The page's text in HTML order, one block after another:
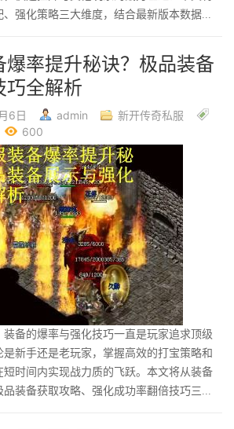
强化策略三大维度，结合最新版本数据...
爆率提升秘诀？极品装备
巧全解析
6日 admin
新开传奇私服
600
备的爆率与强化技巧一直是玩家追求顶级
新手还是老玩家，掌握高效的打宝策略和
时间内实现战力质的飞跃。本文将从装备
装备获取攻略、强化成功率翻倍技巧三...